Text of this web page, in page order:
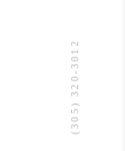
(305) 320-3012